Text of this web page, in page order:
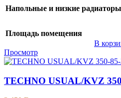
Напольные и низкие радиаторы
Площадь помещения
В
Просмотр
TECHNO USUAL/KVZ